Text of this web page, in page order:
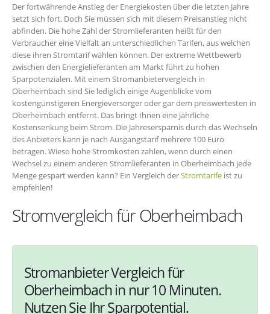
Der fortwährende Anstieg der Energiekosten über die letzten Jahre
setzt sich fort. Doch Sie müssen sich mit diesem Preisanstieg nicht
abfinden. Die hohe Zahl der Stromlieferanten heißt für den
Verbraucher eine Vielfalt an unterschiedlichen Tarifen, aus welchen
diese ihren Stromtarif wählen können. Der extreme Wettbewerb
zwischen den Energielieferanten am Markt führt zu hohen
Sparpotenzialen. Mit einem Stromanbietervergleich in
Oberheimbach sind Sie lediglich einige Augenblicke vom
kostengünstigeren Energieversorger oder gar dem preiswertesten in
Oberheimbach entfernt. Das bringt Ihnen eine jährliche
Kostensenkung beim Strom. Die Jahresersparnis durch das Wechseln
des Anbieters kann je nach Ausgangstarif mehrere 100 Euro
betragen. Wieso hohe Stromkosten zahlen, wenn durch einen
Wechsel zu einem anderen Stromlieferanten in Oberheimbach jede
Menge gespart werden kann? Ein Vergleich derStromtarife ist zu
empfehlen!
Stromvergleich für Oberheimbach
Stromanbieter Vergleich für
Oberheimbach in nur 10 Minuten.
Nutzen Sie Ihr Sparpotential.